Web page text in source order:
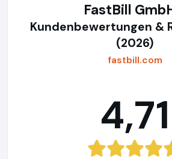
FastBill
Kundenbewertungen &
(2026)
fastbill.com
4,71